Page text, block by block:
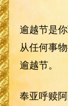
逾越节是
从任何事
逾越节。
奉亚呼赎